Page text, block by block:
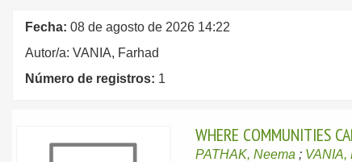
Fecha: 08 de agosto de 2026 14:22
Autor/a: VANIA, Farhad
Número de registros: 1
WHERE COMMUNITIES
PATHAK, Neema ; VANIA,